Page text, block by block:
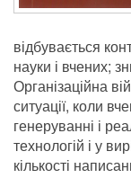
відбувається
науки і вчених;
Організаційна
ситуації, коли
генеруванні і
технологій і у
кількості